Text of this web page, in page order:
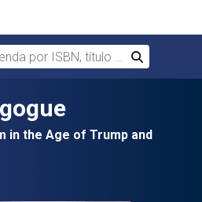
por ISBN, título o autor
Buscar
in the Age of Trump and